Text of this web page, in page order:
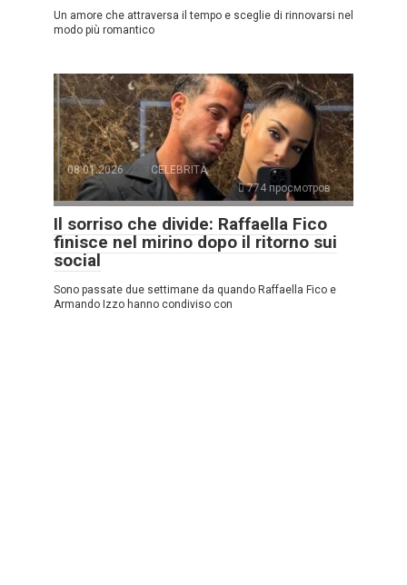
Un amore che attraversa il tempo e sceglie di rinnovarsi nel
modo più romantico
08.01.2026
CELEBRITÀ
774 просмотров
Il sorriso che divide: Raffaella Fico
finisce nel mirino dopo il ritorno sui
social
Sono passate due settimane da quando Raffaella Fico e
Armando Izzo hanno condiviso con